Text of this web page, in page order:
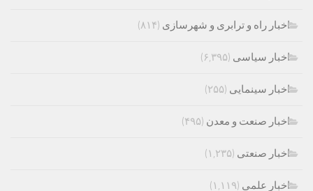
اخبار راه و ترابری و شهرسازی (۸۱۴)
اخبار سیاسی (۶,۳۹۵)
اخبار سینمایی (۲۵۵)
اخبار صنعت و معدن (۴۹۵)
اخبار صنعتی (۱,۲۳۵)
اخبار علمی (۱,۱۱۹)